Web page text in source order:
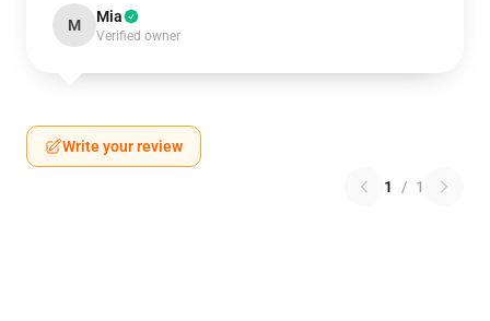
M Mia
Verified owner
Write your review
1 / 1